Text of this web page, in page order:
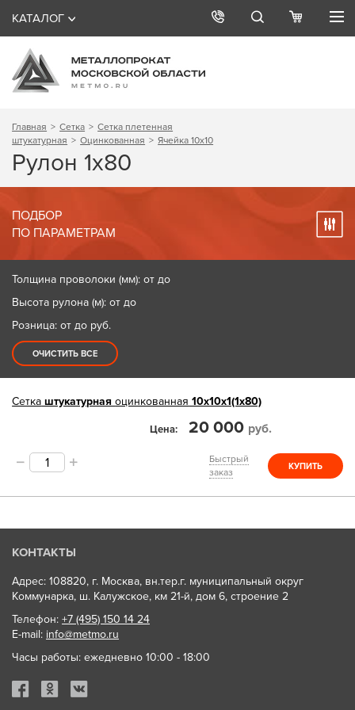
КАТАЛОГ
Главная Сетка
Сетка плетенная
штукатурная
Оцинкованная Ячейка 10х10
Рулон 1х80
ПОДБОР
ПО ПАРАМЕТРАМ
Толщина проволоки (мм): от до
Высота рулона (м): от до
Розница: от до руб.
ОЧИСТИТЬ ВСЕ
Сетка штукатурнаяоцинкованная 10x10х1(1х80)
Цена 20 000 руб.
Быстрый
заказ
КУПИТЬ
КОНТАКТЫ
Адрес: 108820, г. Москва, вн.тер.г. муниципальный округ
Коммунарка, ш. Калужское, км 21-й, дом 6, строение 2
Телефон: +7 (495) 150 14 24
E-mail: info@metmo.ru
Часы работы: ежедневно 10:00 - 18:00